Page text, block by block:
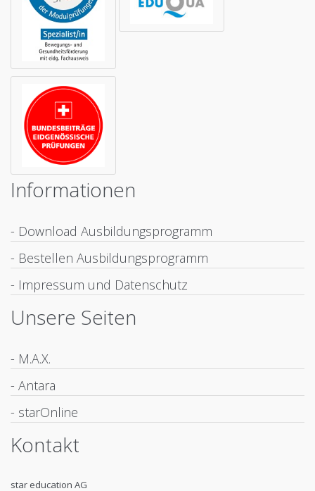
Informationen
- Download Ausbildungsprogramm
- Bestellen Ausbildungsprogramm
- Impressum und Datenschutz
Unsere Seiten
- M.A.X.
- Antara
- starOnline
Kontakt
star education AG